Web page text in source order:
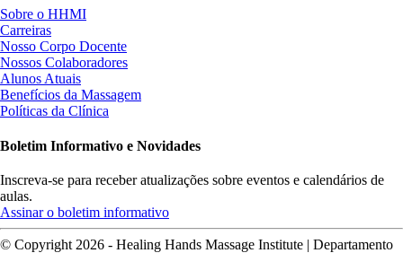
Sobre o HHMI
Carreiras
Nosso Corpo Docente
Nossos Colaboradores
Alunos Atuais
Benefícios da Massagem
Políticas da Clínica
Boletim Informativo e Novidades
Inscreva-se para receber atualizações sobre eventos e calendários de
aulas.
Assinar o boletim informativo
© Copyright 2026 - Healing Hands Massage Institute | Departamento